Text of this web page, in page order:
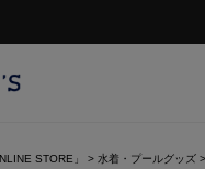
STORE」 水着・プールグッズ